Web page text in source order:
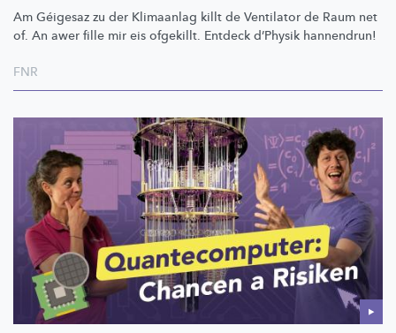
Am Géigesaz zu der Klimaanlag killt de Ventilator de Raum net
of. An awer fille mir eis ofgekillt. Entdeck d’Physik hannendrun!
FNR